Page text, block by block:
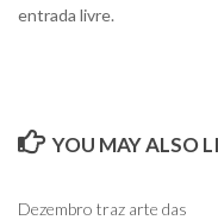
entrada livre.
YOU MAY ALSO
Dezembro traz arte das